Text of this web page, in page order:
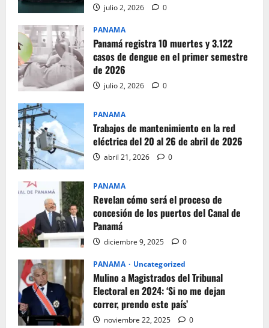
julio 2, 2026 0
PANAMA
Panamá registra 10 muertes y 3.122
casos de dengue en el primer semestre
de 2026
julio 2, 2026 0
PANAMA
Trabajos de mantenimiento en la red
eléctrica del 20 al 26 de abril de 2026
abril 21, 2026 0
PANAMA
Revelan cómo será el proceso de
concesión de los puertos del Canal de
Panamá
diciembre 9, 2025 0
PANAMA Uncategorized
Mulino a Magistrados del Tribunal
Electoral en 2024: ‘Si no me dejan
correr, prendo este país’
noviembre 22, 2025 0